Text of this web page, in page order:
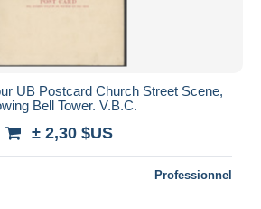
Appliquer
UB Postcard Church Street Scene,
Bell Tower. V.B.C.
± 2,30 $US
Professionnel